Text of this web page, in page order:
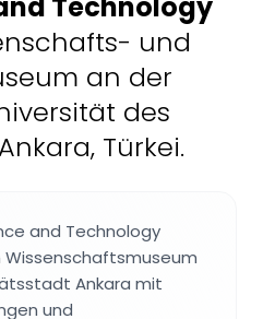
und
an der
des
Türkei.
and Technology
Wissenschaftsmuseum
Ankara mit
und